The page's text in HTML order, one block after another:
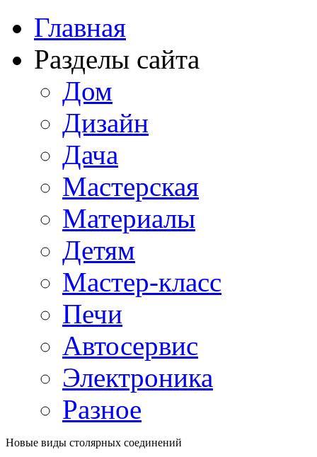
Главная
Разделы сайта
Дом
Дизайн
Дача
Мастерская
Материалы
Детям
Мастер-класс
Печи
Автосервис
Электроника
Разное
Новые виды столярных соединений